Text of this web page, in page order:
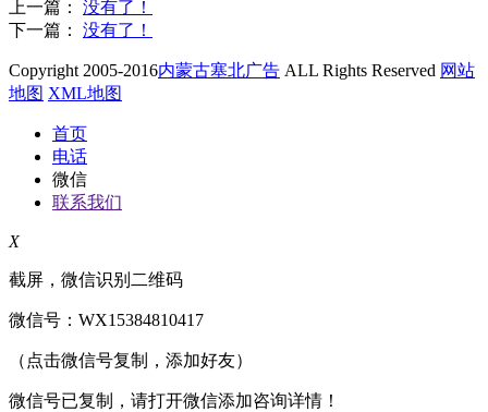
上一篇： 没有了！
下一篇： 没有了！
Copyright 2005-2016内蒙古塞北广告 ALL Rights Reserved 网站
地图 XML地图
首页
电话
微信
联系我们
X
截屏，微信识别二维码
微信号： WX15384810417
（点击微信号复制，添加好友）
微信号已复制，请打开微信添加咨询详情！